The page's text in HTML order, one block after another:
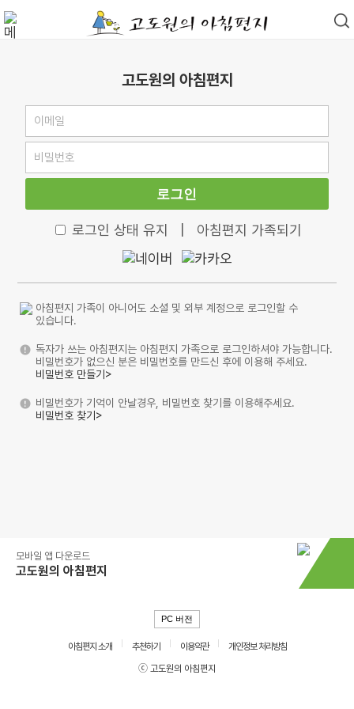
고도원의 아침편지
로그인
로그인 상태 유지 아침편지 가족되기
아침편지 가족이 아니어도 소셜 및 외부 계정으로 로그인할 수
있습니다.
독자가 쓰는 아침편지는 아침편지 가족으로 로그인하셔야 가능합니다.
비밀번호가 없으신 분은 비밀번호를 만드신 후에 이용해 주세요.
비밀번호 만들기>
비밀번호가 기억이 안날경우, 비밀번호 찾기를 이용해주세요.
비밀번호 찾기>
모바일 앱 다운로드
고도원의 아침편지
PC 버전
아침편지 소개 추천하기 이용약관
개인정보 처리방침
ⓒ 고도원의 아침편지